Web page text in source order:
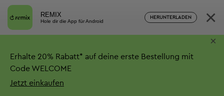
REMIX
Hole dir die App für Android
HERUNTERLADEN ×
Erhalte 20% Rabatt* auf deine erste Bestellung mit
Code WELCOME
Jetzt einkaufen
×